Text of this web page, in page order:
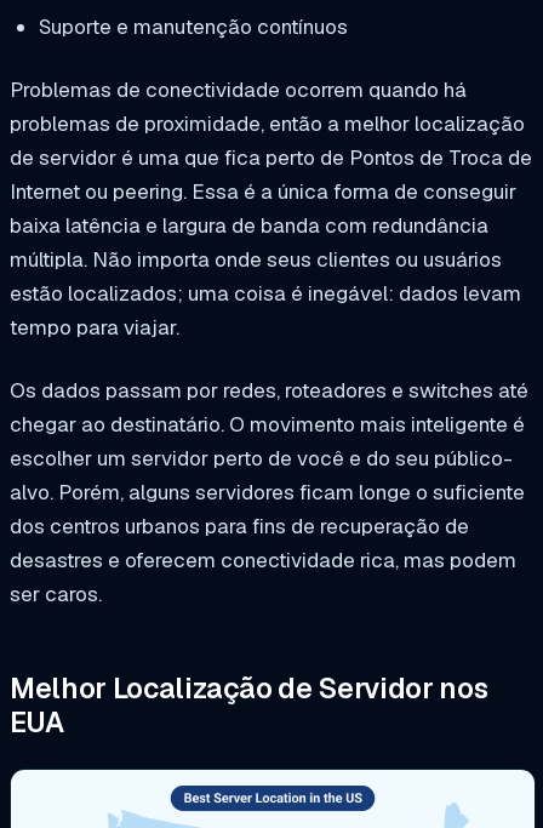
Suporte e manutenção contínuos
Problemas de conectividade ocorrem quando há
problemas de proximidade, então a melhor localização
de servidor é uma que fica perto de Pontos de Troca de
Internet ou peering. Essa é a única forma de conseguir
baixa latência e largura de banda com redundância
múltipla. Não importa onde seus clientes ou usuários
estão localizados; uma coisa é inegável: dados levam
tempo para viajar.
Os dados passam por redes, roteadores e switches até
chegar ao destinatário. O movimento mais inteligente é
escolher um servidor perto de você e do seu público-
alvo. Porém, alguns servidores ficam longe o suficiente
dos centros urbanos para fins de recuperação de
desastres e oferecem conectividade rica, mas podem
ser caros.
Melhor Localização de Servidor nos
EUA